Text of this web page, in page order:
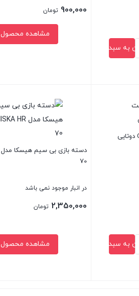
به سبد خرید
اصلی:
1,100,000 تومان
900,000 تومان
مشاهده محصول
به سبد خرید
70
در انبار موجود نمی باشد
2,350,000 تومان
مشاهده محصول